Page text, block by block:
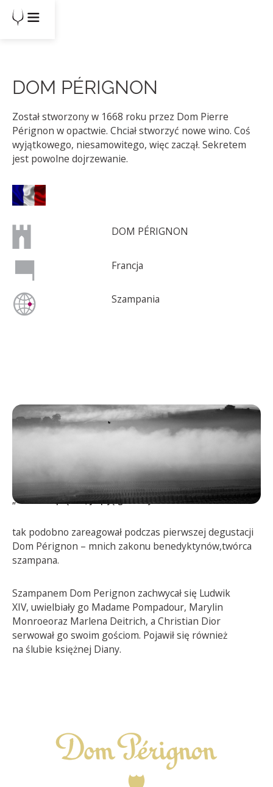
DOM PÉRIGNON
Został stworzony w 1668 roku przez Dom Pierre
Pérignon w opactwie. Chciał stworzyć nowe wino. Coś
wyjątkowego, niesamowitego, więc zaczął. Sekretem
jest powolne dojrzewanie.
DOM PÉRIGNON
Francja
Szampania
DOM PÉRIGNON
„Chodźcie prędko, ja piję gwiazdy!”
tak podobno zareagował podczas pierwszej degustacji
Dom Pérignon – mnich zakonu benedyktynów,twórca
szampana.
Szampanem Dom Perignon zachwycał się Ludwik
XIV, uwielbiały go Madame Pompadour, Marylin
Monroeoraz Marlena Deitrich, a Christian Dior
serwował go swoim gościom. Pojawił się również
na ślubie księżnej Diany.